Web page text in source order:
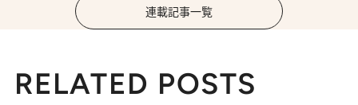
連載記事一覧
RELATED POSTS